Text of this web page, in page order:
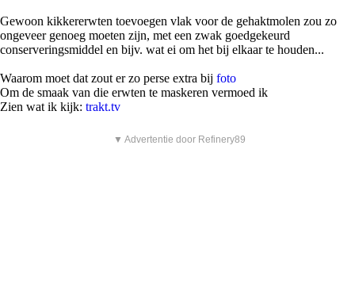
Gewoon kikkererwten toevoegen vlak voor de gehaktmolen zou zo
ongeveer genoeg moeten zijn, met een zwak goedgekeurd
conserveringsmiddel en bijv. wat ei om het bij elkaar te houden...
Waarom moet dat zout er zo perse extra bij foto
Om de smaak van die erwten te maskeren vermoed ik
Zien wat ik kijk: trakt.tv
▼ Advertentie door Refinery89